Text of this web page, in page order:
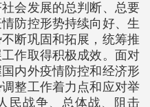
会发展的总判断、总要
防控形势持续向好、生
断巩固和拓展，统筹推
作取得积极成效。面对
内外疫情防控和经济形
整工作着力点和应对举
民战争、总体战、阻击